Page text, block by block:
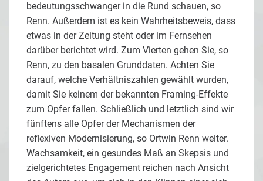
bedeutungsschwanger in die Rund schauen, so
Renn. Außerdem ist es kein Wahrheitsbeweis, dass
etwas in der Zeitung steht oder im Fernsehen
darüber berichtet wird. Zum Vierten gehen Sie, so
Renn, zu den basalen Grunddaten. Achten Sie
darauf, welche Verhältniszahlen gewählt wurden,
damit Sie keinem der bekannten Framing-Effekte
zum Opfer fallen. Schließlich und letztlich sind wir
fünftens alle Opfer der Mechanismen der
reflexiven Modernisierung, so Ortwin Renn weiter.
Wachsamkeit, ein gesundes Maß an Skepsis und
zielgerichtetes Engagement reichen nach Ansicht